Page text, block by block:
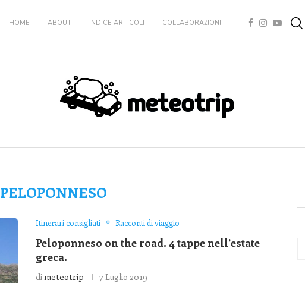
HOME ABOUT INDICE ARTICOLI COLLABORAZIONI
PELOPONNESO
Itinerari consigliati Racconti di viaggio
Peloponneso on the road. 4 tappe nell’estate
greca.
dimeteotrip 7 Luglio 2019